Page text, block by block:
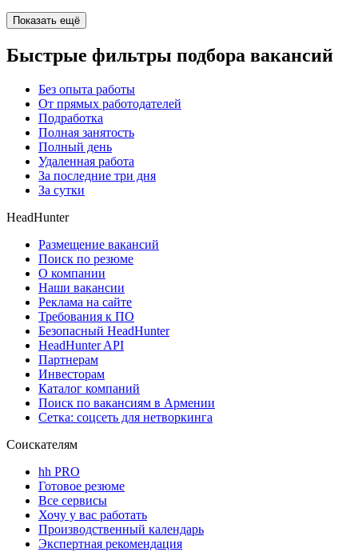
Показать ещё
Быстрые фильтры подбора вакансий
Без опыта работы
От прямых работодателей
Подработка
Полная занятость
Полный день
Удаленная работа
За последние три дня
За сутки
HeadHunter
Размещение вакансий
Поиск по резюме
О компании
Наши вакансии
Реклама на сайте
Требования к ПО
Безопасный HeadHunter
HeadHunter API
Партнерам
Инвесторам
Каталог компаний
Поиск по вакансиям в Армении
Сетка: соцсеть для нетворкинга
Соискателям
hh PRO
Готовое резюме
Все сервисы
Хочу у вас работать
Производственный календарь
Экспертная рекомендация